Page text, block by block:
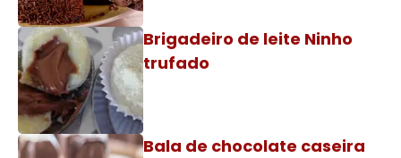
Brigadeiro de leite Ninho
trufado
Bala de chocolate caseira